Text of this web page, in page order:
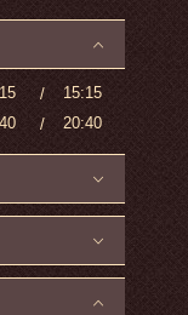
15:15
20:40